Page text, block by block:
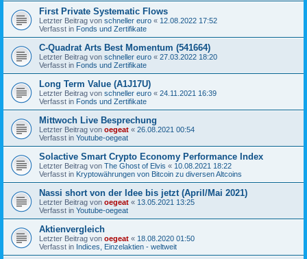
First Private Systematic Flows
Letzter Beitrag von schneller euro « 12.08.2022 17:52
Verfasst in Fonds und Zertifikate
C-Quadrat Arts Best Momentum (541664)
Letzter Beitrag von schneller euro « 27.03.2022 18:20
Verfasst in Fonds und Zertifikate
Long Term Value (A1J17U)
Letzter Beitrag von schneller euro « 24.11.2021 16:39
Verfasst in Fonds und Zertifikate
Mittwoch Live Besprechung
Letzter Beitrag von oegeat « 26.08.2021 00:54
Verfasst in Youtube-oegeat
Solactive Smart Crypto Economy Performance Index
Letzter Beitrag von The Ghost of Elvis « 10.08.2021 18:22
Verfasst in Kryptowährungen von Bitcoin zu diversen Altcoins
Nassi short von der Idee bis jetzt (April/Mai 2021)
Letzter Beitrag von oegeat « 13.05.2021 13:25
Verfasst in Youtube-oegeat
Aktienvergleich
Letzter Beitrag von oegeat « 18.08.2020 01:50
Verfasst in Indices, Einzelaktien - weltweit